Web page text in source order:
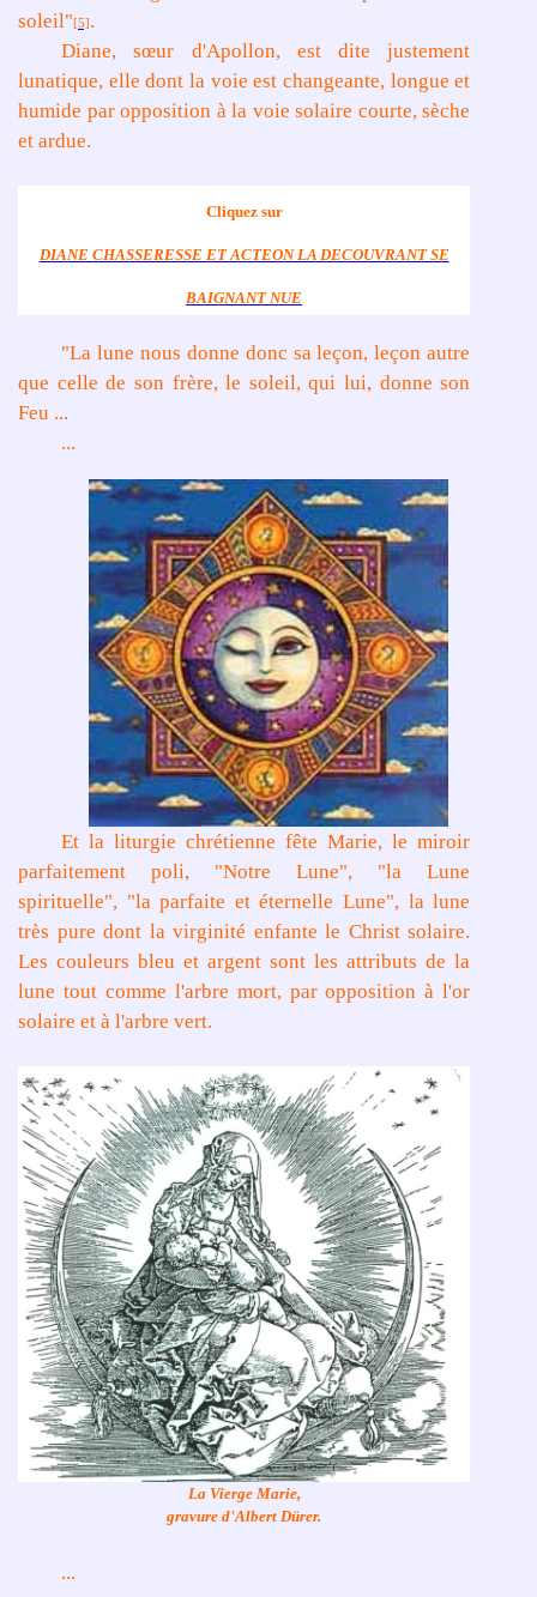
soleil"[5] .
Diane, sœur d'Apollon, est dite justement
lunatique, elle dont la voie est changeante, longue et
humide par opposition à la voie solaire courte, sèche
et ardue.
Cliquez sur
DIANE CHASSERESSE ET ACTEON LA DECOUVRANT SE
BAIGNANT NUE
"La lune nous donne donc sa leçon, leçon autre
que celle de son frère, le soleil, qui lui, donne son
Feu ...
...
Et la liturgie chrétienne fête Marie, le miroir
parfaitement poli, "Notre Lune", "la Lune
spirituelle", "la parfaite et éternelle Lune", la lune
très pure dont la virginité enfante le Christ solaire.
Les couleurs bleu et argent sont les attributs de la
lune tout comme l'arbre mort, par opposition à l'or
solaire et à l'arbre vert.
La Vierge Marie,
gravure d'Albert Dürer.
...